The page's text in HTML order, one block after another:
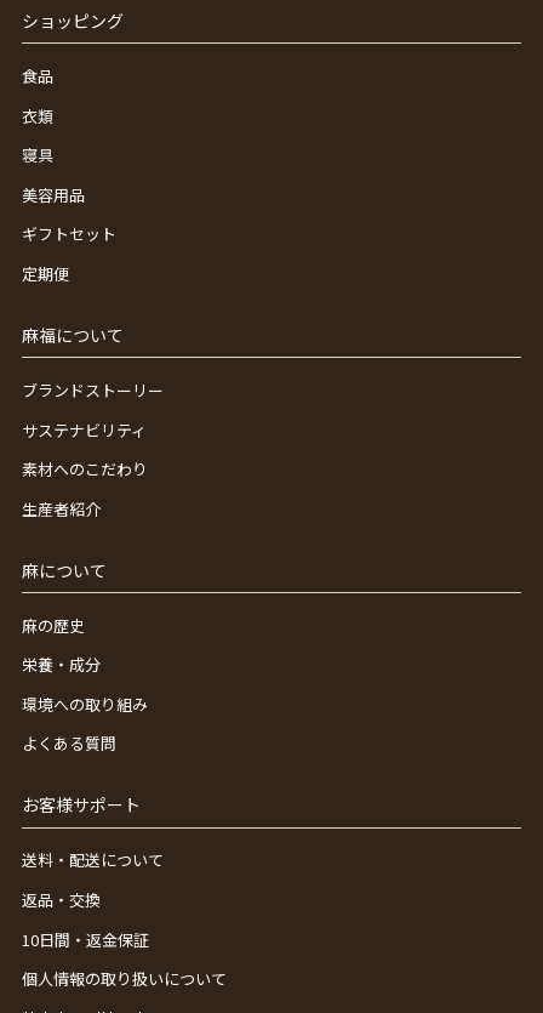
ショッピング
食品
衣類
寝具
美容用品
ギフトセット
定期便
麻福について
ブランドストーリー
サステナビリティ
素材へのこだわり
生産者紹介
麻について
麻の歴史
栄養・成分
環境への取り組み
よくある質問
お客様サポート
送料・配送について
返品・交換
10日間・返金保証
個人情報の取り扱いについて